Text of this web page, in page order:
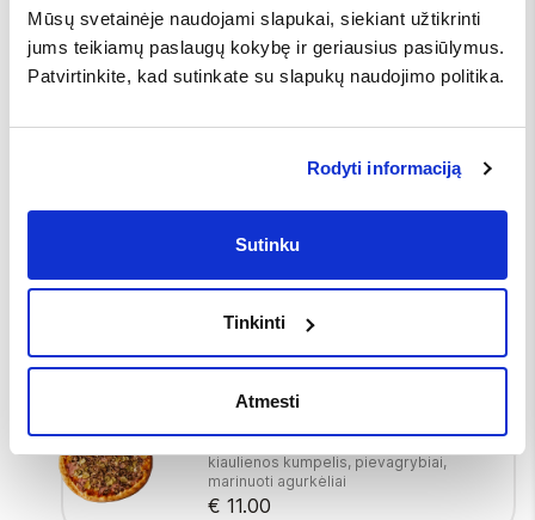
Mūsų svetainėje naudojami slapukai, siekiant užtikrinti
jums teikiamų paslaugų kokybę ir geriausius pasiūlymus.
Patvirtinkite, kad sutinkate su slapukų naudojimo politika.
Rodyti informaciją
Sutinku
Tinkinti
Atmesti
Trijų sūrių
kedro riešutai, gražgarstės
Su vištiena
vištiena, pievagrybiai, marinuoti
€ 11.00
Su kumpiu ir grybais
kiaulienos kumpelis, pievagrybiai,
marinuoti agurkėliai
€ 11.00